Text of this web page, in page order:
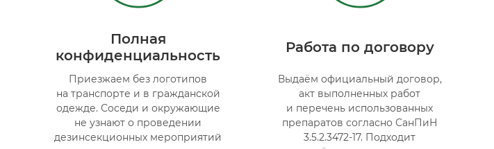
Полная
конфиденциальность
Приезжаем без логотипов
на транспорте и в гражданской
одежде. Соседи и окружающие
не узнают о проведении
дезинсекционных мероприятий
Работа по договору
Выдаём официальный договор,
акт выполненных работ
и перечень использованных
препаратов согласно СанПиН
3.5.2.3472-17. Подходит